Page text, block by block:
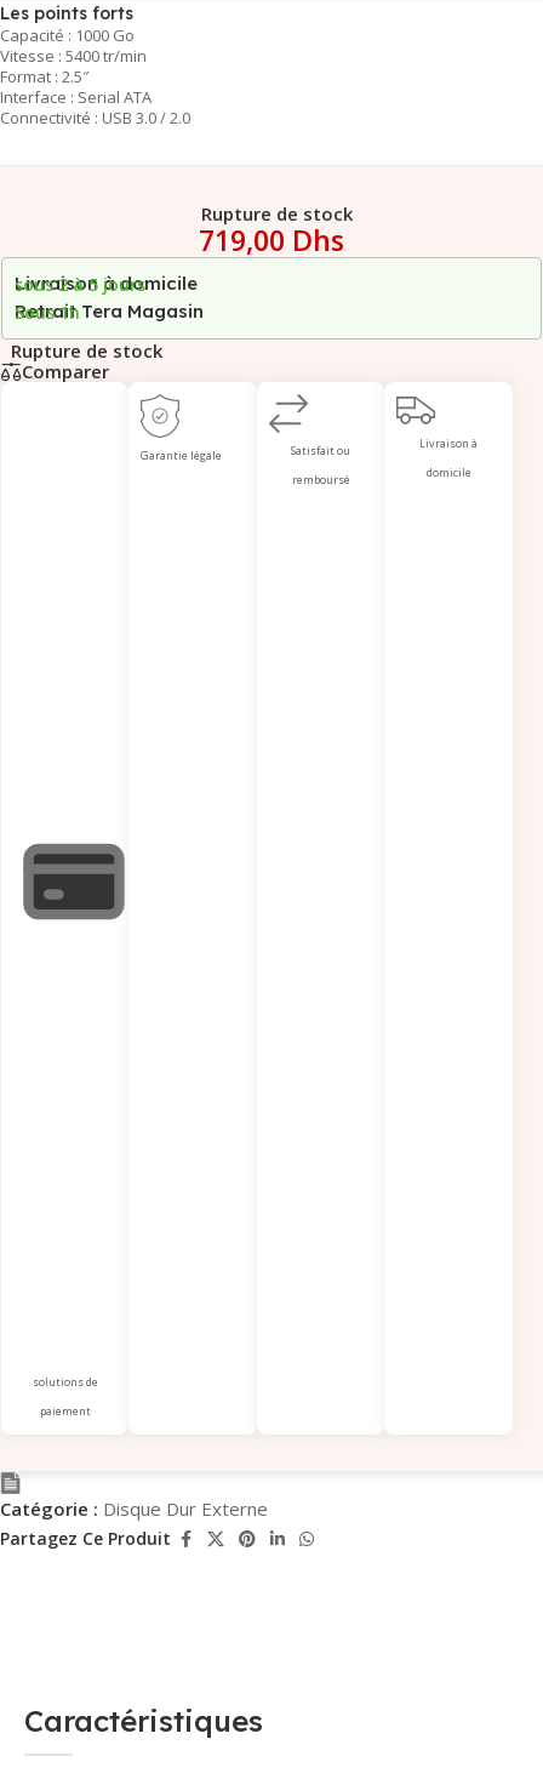
Les points forts
Capacité : 1000 Go
Vitesse : 5400 tr/min
Format : 2.5″
Interface : Serial ATA
Connectivité : USB 3.0 / 2.0
Rupture de stock
719,00 Dhs
Livraison à domicile
sous 2 à 5 jours
Retrait Tera Magasin
Sous 1h
Rupture de stock
Comparer
solutions de
paiement
Garantie légale
Satisfait ou
remboursé
Livraison à
domicile
Catégorie : Disque Dur Externe
Partagez Ce Produit
Caractéristiques